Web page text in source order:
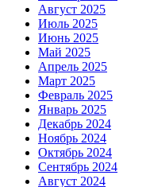
Август 2025
Июль 2025
Июнь 2025
Май 2025
Апрель 2025
Март 2025
Февраль 2025
Январь 2025
Декабрь 2024
Ноябрь 2024
Октябрь 2024
Сентябрь 2024
Август 2024